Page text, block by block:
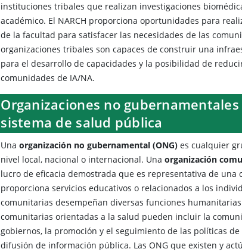
instituciones tribales que realizan investigaciones
académico. El NARCH proporciona oportunidades para
de la facultad para satisfacer las necesidades de las
organizaciones tribales son capaces de construir una
para el desarrollo de capacidades y la posibilidad de
comunidades de IA/NA.
Organizaciones no
sistema de salud pública
Unaorganización no gubernamental (ONG) es cualquier
nivel local, nacional o internacional. Unaorganización
lucro de eficacia demostrada que es representativa de
proporciona servicios educativos o relacionados a los
comunitarias desempeñan diversas funciones
comunitarias orientadas a la salud pueden incluir la
gobiernos, la promoción y el seguimiento de las políticas
difusión de información pública. Las ONG que existen y